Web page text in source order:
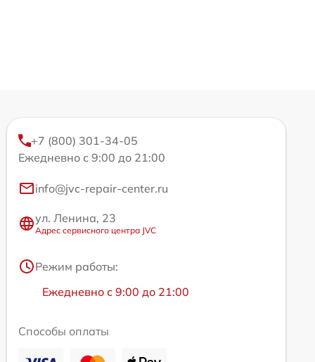
+7 (800) 301-34-05
Ежедневно с 9:00 до 21:00
info@jvc-repair-center.ru
ул. Ленина, 23
Адрес сервисного центра JVC
Режим работы:
Ежедневно с 9:00 до 21:00
Способы оплаты